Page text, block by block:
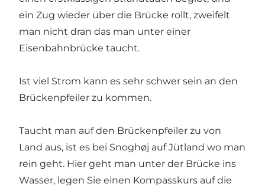
ein Zug wieder über die Brücke rollt, zweifelt
man nicht dran das man unter einer
Eisenbahnbrücke taucht.
Ist viel Strom kann es sehr schwer sein an den
Brückenpfeiler zu kommen.
Taucht man auf den Brückenpfeiler zu von
Land aus, ist es bei Snoghøj auf Jütland wo man
rein geht. Hier geht man unter der Brücke ins
Wasser, legen Sie einen Kompasskurs auf die